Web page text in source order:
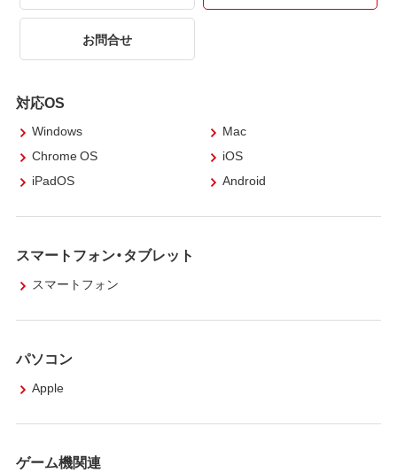
お問合せ
対応OS
Windows
Mac
Chrome OS
iOS
iPadOS
Android
スマートフォン・タブレット
スマートフォン
パソコン
Apple
ゲーム機関連